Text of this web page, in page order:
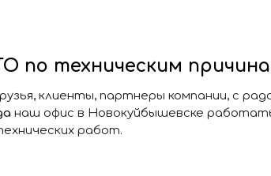
по техническим
клиенты, партнеры компании, с
наш офис в Новокуйбышевске
работ.